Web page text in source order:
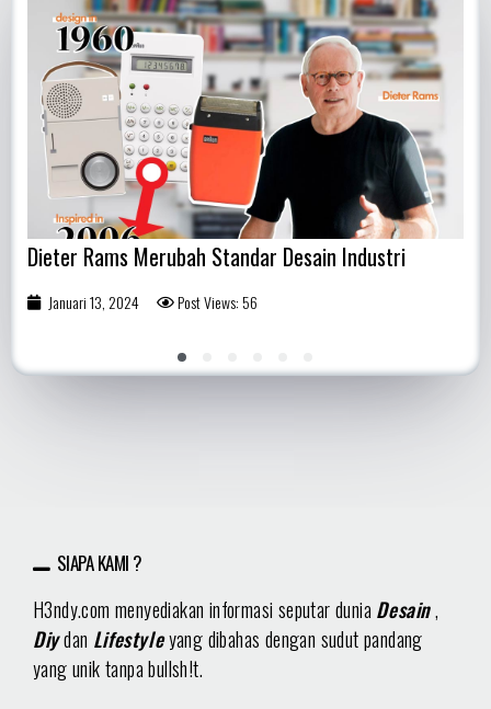
Dieter Rams Merubah Standar Desain Industri
Januari 13, 2024 Post Views: 56
1 2 3 4 5 6
SIAPA KAMI ?
H3ndy.com menyediakan informasi seputar dunia Desain,
Diydan Lifestyleyang dibahas dengan sudut pandang
yang unik tanpa bullsh!t.